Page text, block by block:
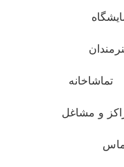
تماشاخانه
و مشاغل